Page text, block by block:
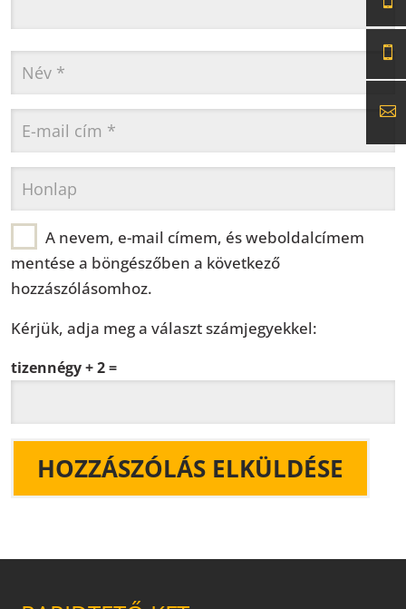
A nevem, e-mail címem, és weboldalcímem
mentése a böngészőben a következő
hozzászólásomhoz.
Kérjük, adja meg a választ számjegyekkel:
tizennégy + 2 =